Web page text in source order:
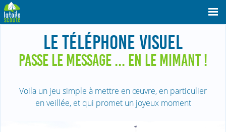
LE TÉLÉPHONE VISUEL
PASSE LE MESSAGE ... EN LE MIMANT !
Voila un jeu simple à mettre en œuvre, en particulier
en veillée, et qui promet un joyeux moment